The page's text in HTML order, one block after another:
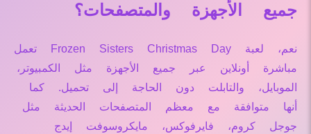
جميع الأجهزة والمتصفحات؟
نعم، لعبة Frozen Sisters Christmas Day تعمل
مباشرة أونلاين عبر جميع الأجهزة مثل الكمبيوتر،
الموبايل، والتابلت دون الحاجة إلى تحميل. كما
أنها متوافقة مع معظم المتصفحات الحديثة مثل
جوجل كروم، فايرفوكس، مايكروسوفت إيدج